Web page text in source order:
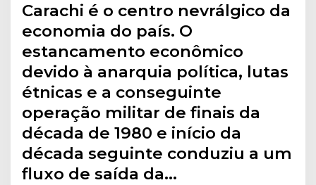
Carachi é o centro nevrálgico da
economia do país. O
estancamento econômico
devido à anarquia política, lutas
étnicas e a conseguinte
operação militar de finais da
década de 1980 e início da
década seguinte conduziu a um
fluxo de saída da…